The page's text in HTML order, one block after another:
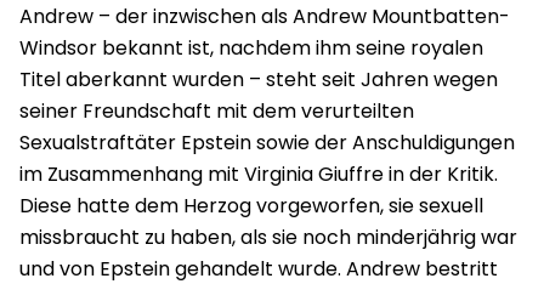
Andrew – der inzwischen als Andrew Mountbatten-
Windsor bekannt ist, nachdem ihm seine royalen
Titel aberkannt wurden – steht seit Jahren wegen
seiner Freundschaft mit dem verurteilten
Sexualstraftäter Epstein sowie der Anschuldigungen
im Zusammenhang mit Virginia Giuffre in der Kritik.
Diese hatte dem Herzog vorgeworfen, sie sexuell
missbraucht zu haben, als sie noch minderjährig war
und von Epstein gehandelt wurde. Andrew bestritt